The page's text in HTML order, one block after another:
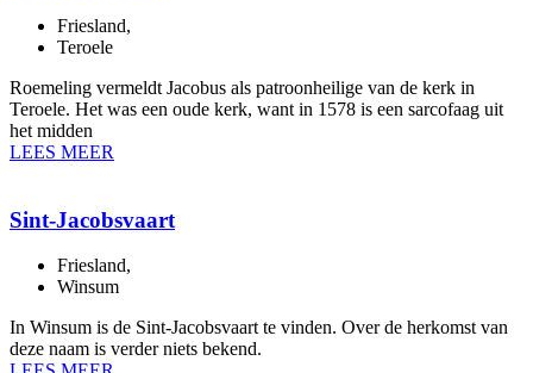
Friesland,
Teroele
Roemeling vermeldt Jacobus als patroonheilige van de kerk in
Teroele. Het was een oude kerk, want in 1578 is een sarcofaag uit
het midden
LEES MEER
Sint-Jacobsvaart
Friesland,
Winsum
In Winsum is de Sint-Jacobsvaart te vinden. Over de herkomst van
deze naam is verder niets bekend.